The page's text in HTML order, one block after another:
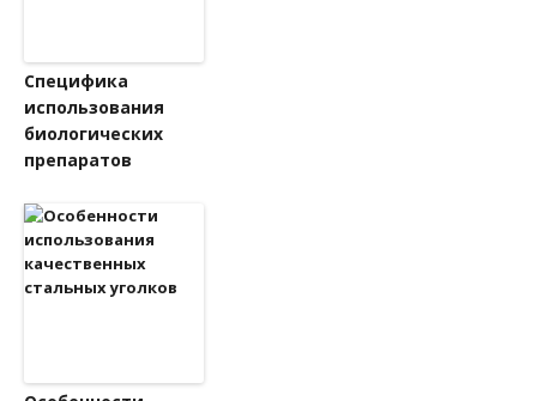
Специфика
использования
биологических
препаратов